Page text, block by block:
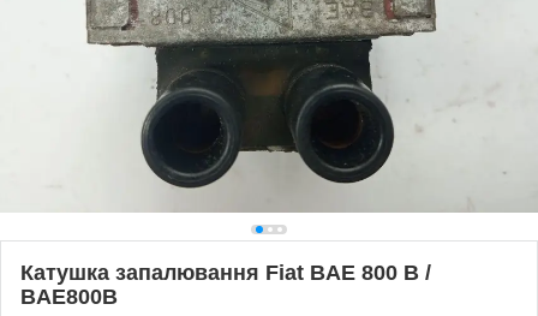
Катушка запалювання Fiat BAE 800 B /
BAE800B